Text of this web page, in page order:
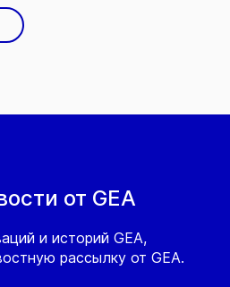
от GEA
и историй GEA,
рассылку от GEA.